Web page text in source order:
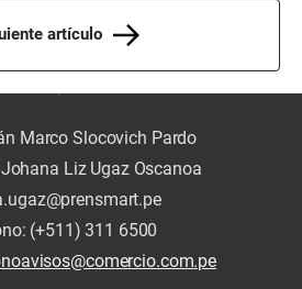
artículo
Marco Slocovich Pardo
Liz Ugaz Oscanoa
(+511) 311 6500